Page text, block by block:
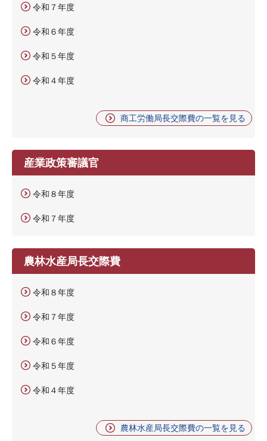
令和７年度
令和６年度
令和５年度
令和４年度
商工労働局長交際費の一覧を見る
産業政策審議官
令和８年度
令和７年度
農林水産局長交際費
令和８年度
令和７年度
令和６年度
令和５年度
令和４年度
農林水産局長交際費の一覧を見る